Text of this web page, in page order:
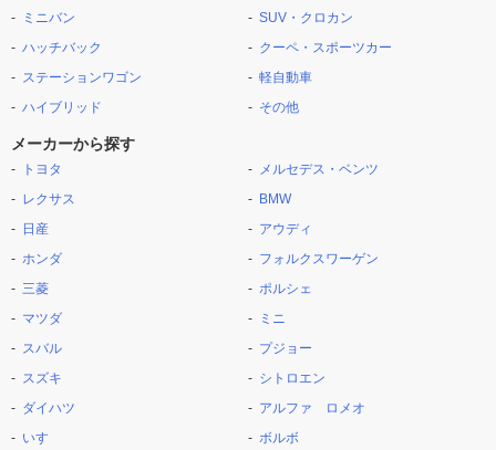
ミニバン
ハッチバック
ステーションワゴン
ハイブリッド
SUV・クロカン
クーペ・スポーツカー
軽自動車
その他
メーカーから探す
トヨタ
レクサス
日産
ホンダ
三菱
マツダ
スバル
スズキ
ダイハツ
いすゞ
メルセデス・ベンツ
BMW
アウディ
フォルクスワーゲン
ポルシェ
ミニ
プジョー
シトロエン
アルファ ロメオ
ボルボ